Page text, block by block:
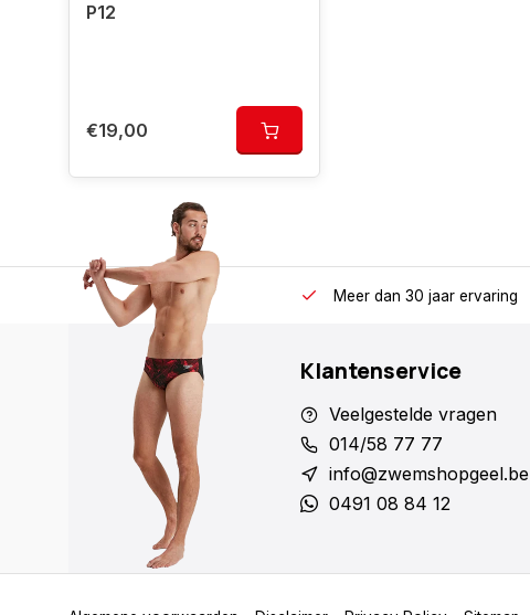
P12
€19,00
Meer dan 30 jaar ervaring
Klantenservice
Veelgestelde vragen
014/58 77 77
info@zwemshopgeel.be
0491 08 84 12